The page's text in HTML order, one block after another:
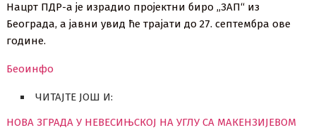
Нацрт ПДР-а је израдио пројектни биро ,,ЗАП“ из
Београда, а јавни увид ће трајати до 27. септембра ове
године.
Беоинфо
ЧИТАЈТЕ ЈОШ И:
НОВА ЗГРАДА У НЕВЕСИЊСКОЈ НА УГЛУ СА МАКЕНЗИЈЕВОМ